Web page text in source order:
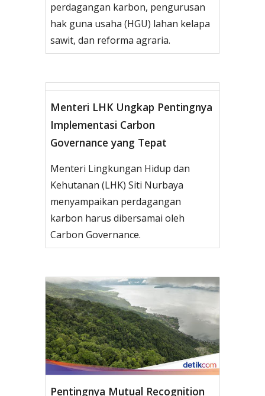
perdagangan karbon, pengurusan
hak guna usaha (HGU) lahan kelapa
sawit, dan reforma agraria.
Menteri LHK Ungkap Pentingnya
Implementasi Carbon
Governance yang Tepat
Menteri Lingkungan Hidup dan
Kehutanan (LHK) Siti Nurbaya
menyampaikan perdagangan
karbon harus dibersamai oleh
Carbon Governance.
Pentingnya Mutual Recognition